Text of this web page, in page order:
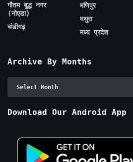
गौतम बुद्ध नगर
(नोएडा)
चंडीगढ़
मणिपुर
मथुरा
मध्य प्रदेश
Archive By Months
Download Our Android App